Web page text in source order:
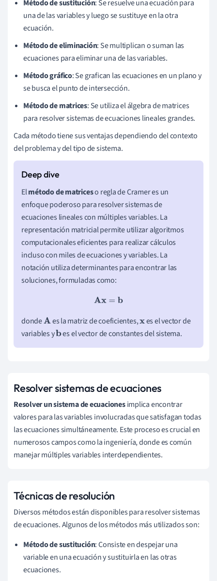
Método de sustitución: Se resuelve una ecuación para
una de las variables y luego se sustituye en la otra
ecuación.
Método de eliminación: Se multiplican o suman las
ecuaciones para eliminar una de las variables.
Método gráfico: Se grafican las ecuaciones en un plano y
se busca el punto de intersección.
Método de matrices: Se utiliza el álgebra de matrices
para resolver sistemas de ecuaciones lineales grandes.
Cada método tiene sus ventajas dependiendo del contexto
del problema y del tipo de sistema.
Elmétodo de matriceso regla de Cramer es un
enfoque poderoso para resolver sistemas de
ecuaciones lineales con múltiples variables. La
representación matricial permite utilizar algoritmos
computacionales eficientes para realizar cálculos
incluso con miles de ecuaciones y variables. La
notación utiliza determinantes para encontrar las
soluciones, formuladas como:
Ax =b
dondeA es la matriz de coeficientes,xes el vector de
variables ybes el vector de constantes del sistema.
Resolver sistemas de ecuaciones
Resolver un sistema de ecuacionesimplica encontrar
valores para las variables involucradas que satisfagan todas
las ecuaciones simultáneamente. Este proceso es crucial en
numerosos campos como la ingeniería, donde es común
manejar múltiples variables interdependientes.
Técnicas de resolución
Diversos métodos están disponibles para resolver sistemas
de ecuaciones. Algunos de los métodos más utilizados son:
Método de sustitución: Consiste en despejar una
variable en una ecuación y sustituirla en las otras
ecuaciones.